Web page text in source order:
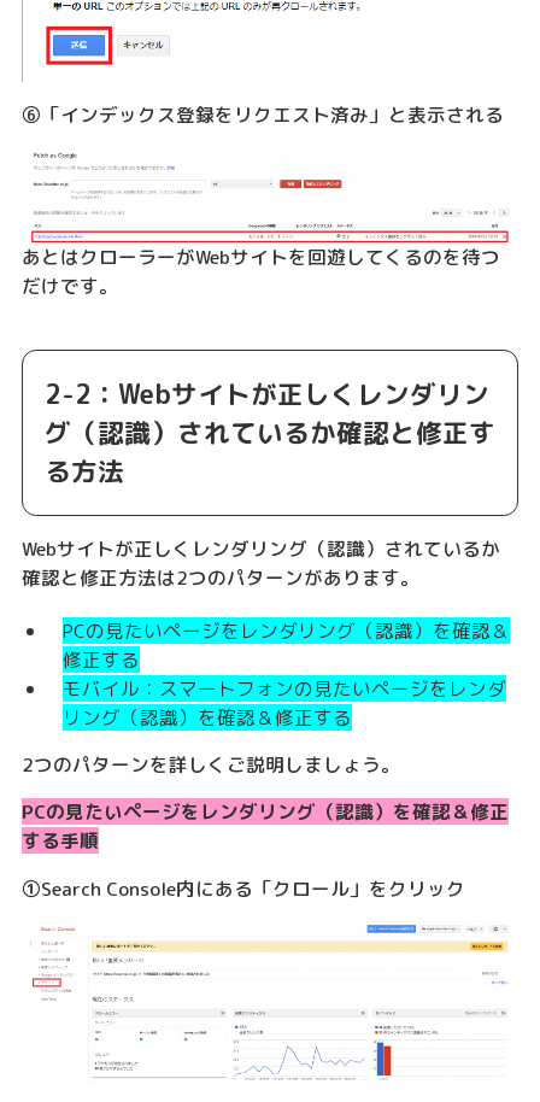
⑥「インデックス登録をリクエスト済み」と表示される
あとはクローラーがWebサイトを回遊してくるのを待つ
だけです。
2-2：Webサイトが正しくレンダリン
グ（認識）されているか確認と修正す
る方法
Webサイトが正しくレンダリング（認識）されているか
確認と修正方法は2つのパターンがあります。
PCの見たいページをレンダリング（認識）を確認＆
修正する
モバイル：スマートフォンの見たいページをレンダ
リング（認識）を確認＆修正する
2つのパターンを詳しくご説明しましょう。
PCの見たいページをレンダリング（認識）を確認＆修正
する手順
①Search Console内にある「クロール」をクリック